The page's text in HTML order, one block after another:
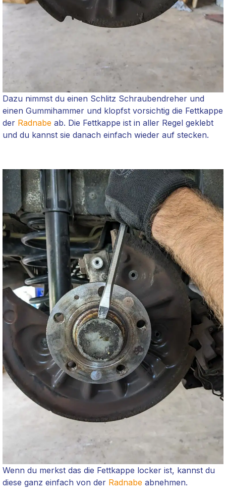
Dazu nimmst du einen Schlitz Schraubendreher und
einen Gummihammer und klopfst vorsichtig die Fettkappe
der Radnabe ab. Die Fettkappe ist in aller Regel geklebt
und du kannst sie danach einfach wieder auf stecken.
Wenn du merkst das die Fettkappe locker ist, kannst du
diese ganz einfach von der Radnabe abnehmen.